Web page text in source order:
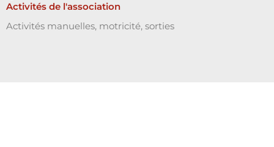
Activités de l'association
Activités manuelles, motricité, sorties